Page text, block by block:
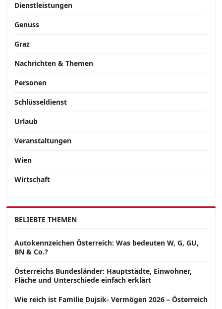
Dienstleistungen
Genuss
Graz
Nachrichten & Themen
Personen
Schlüsseldienst
Urlaub
Veranstaltungen
Wien
Wirtschaft
BELIEBTE THEMEN
Autokennzeichen Österreich: Was bedeuten W, G, GU,
BN & Co.?
Österreichs Bundesländer: Hauptstädte, Einwohner,
Fläche und Unterschiede einfach erklärt
Wie reich ist Familie Dujsik- Vermögen 2026 – Österreich